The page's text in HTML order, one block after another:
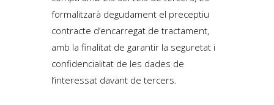
formalitzarà degudament el preceptiu
contracte d’encarregat de tractament,
amb la finalitat de garantir la seguretat i
confidencialitat de les dades de
l’interessat davant de tercers.